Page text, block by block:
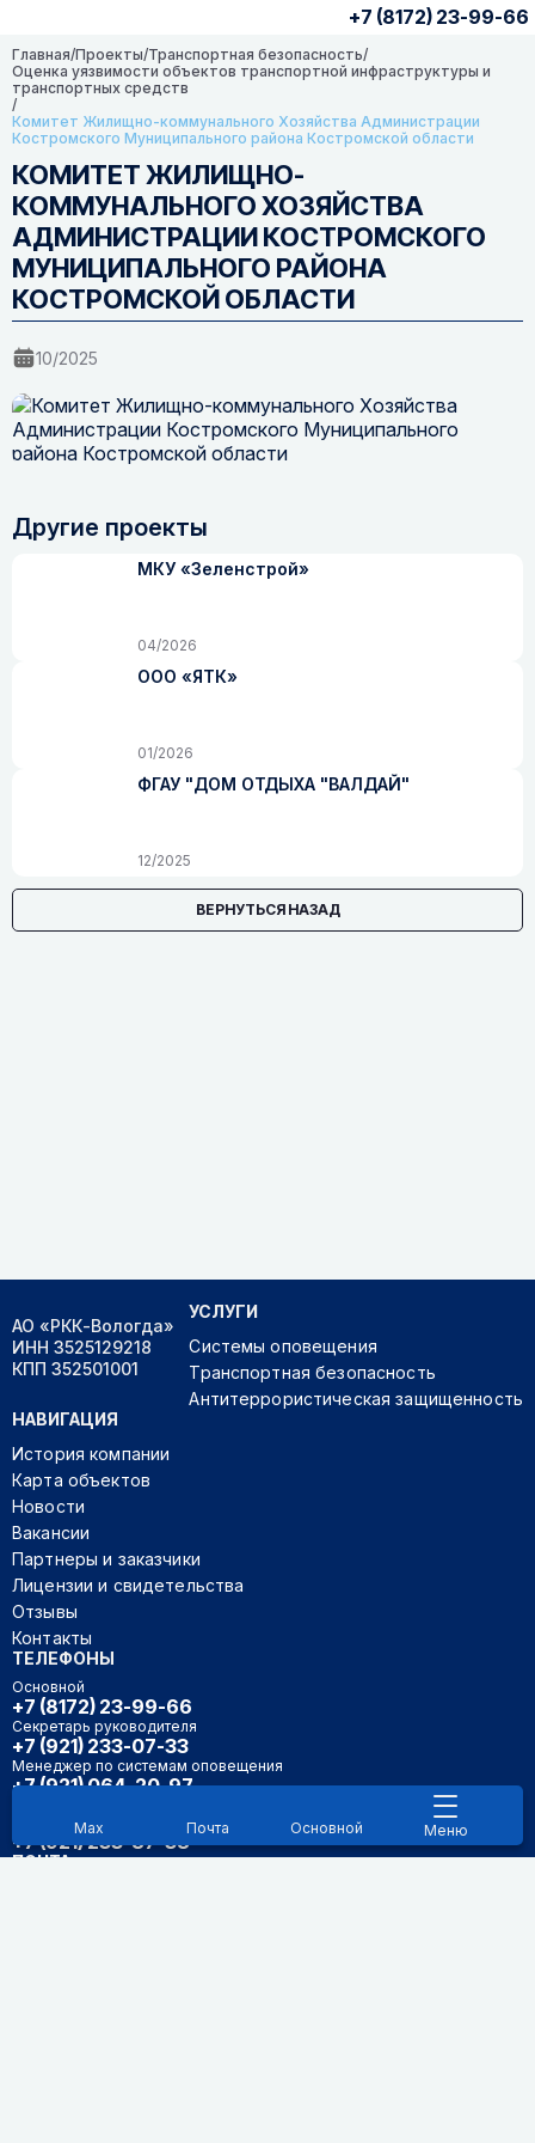
Max Почта Основной Меню
+7 (8172) 23-99-66
Главная/Проекты/Транспортная безопасность/
Оценка уязвимости объектов транспортной инфраструктуры и
транспортных средств
/
Комитет Жилищно-коммунального Хозяйства Администрации
Костромского Муниципального района Костромской области
КОМИТЕТ ЖИЛИЩНО-
КОММУНАЛЬНОГО ХОЗЯЙСТВА
АДМИНИСТРАЦИИ КОСТРОМСКОГО
МУНИЦИПАЛЬНОГО РАЙОНА
КОСТРОМСКОЙ ОБЛАСТИ
10/2025
Другие проекты
МКУ «Зеленстрой»
04/2026
ООО «ЯТК»
01/2026
ФГАУ "ДОМ ОТДЫХА "ВАЛДАЙ"
12/2025
ВЕРНУТЬСЯ НАЗАД
АО «РКК-Вологда»
ИНН 3525129218
КПП 352501001
УСЛУГИ
Системы оповещения
Транспортная безопасность
Антитеррористическая защищенность
НАВИГАЦИЯ
История компании
Карта объектов
Новости
Вакансии
Партнеры и заказчики
Лицензии и свидетельства
Отзывы
Контакты
ТЕЛЕФОНЫ
Основной
+7 (8172) 23-99-66
Секретарь руководителя
+7 (921) 233-07-33
Менеджер по системам оповещения
+7 (921) 064-20-97
антитеррористической защищенности
+7 (921) 233-87-38
ПОЧТА